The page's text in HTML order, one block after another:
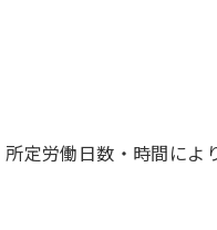
定労働日数・時間によ